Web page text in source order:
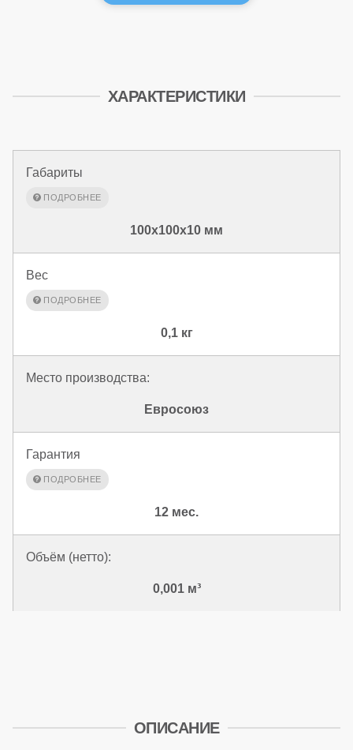
ХАРАКТЕРИСТИКИ
Габариты
100x100x10 мм
Вес
0,1 кг
Место производства:
Евросоюз
Гарантия
12 мес.
Объём (нетто):
0,001 м³
ОПИСАНИЕ